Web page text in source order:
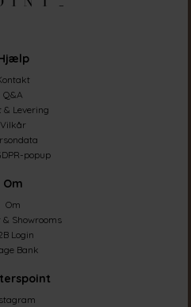
Q&A
& Levering
Vilkår
popup
Om
Om
Showrooms
Login
Bank